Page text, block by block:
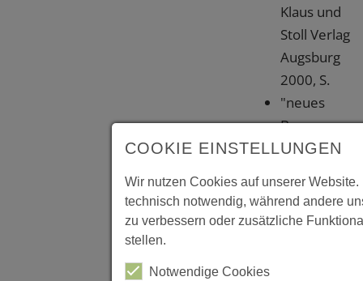
Klaus und
Stoll Verlag
Augsburg
2000, S.
"neues
Bayern,
Bayerische
von 1995
bis 2005"
COOKIE EINSTELLUNGEN
Wir nutzen Cookies auf unserer
technisch notwendig, während andere
zu verbessern oder zusätzliche
stellen.
Notwendige Cookies